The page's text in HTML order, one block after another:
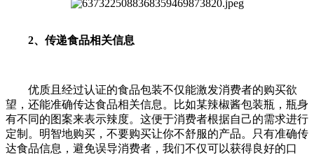
2、传递食品相关信息
优质且经过认证的食品包装不仅能激发消费者的购买欲
望，还能准确传达食品相关信息。比如某辣椒酱包装瓶，瓶身
有不同的图案来表示辣度。这便于消费者根据自己的需求进行
定制。明智地购买，不要购买让你不舒服的产品。只有准确传
达食品信息，避免误导消费者，我们不仅可以获得良好的口